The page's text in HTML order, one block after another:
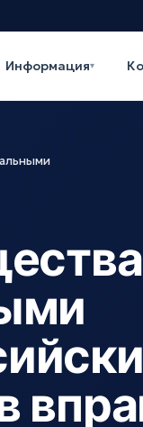
Информация▾